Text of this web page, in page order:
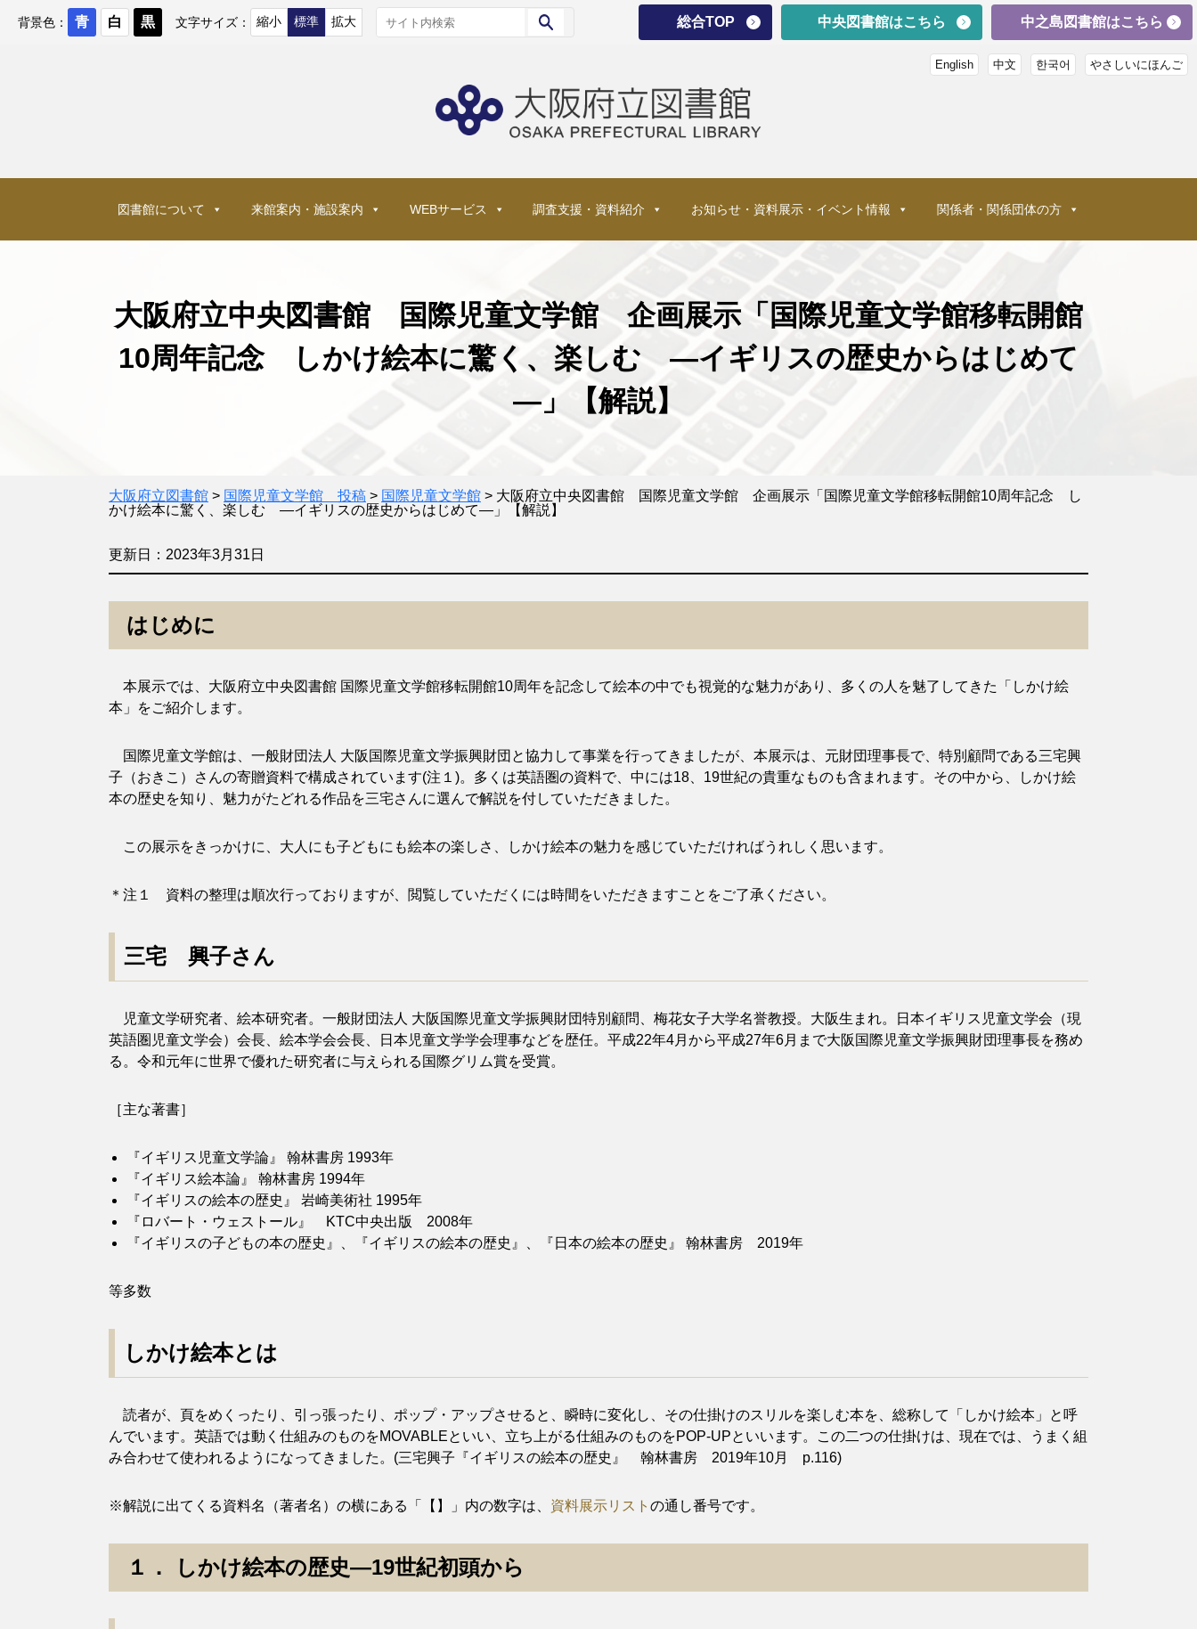
English 中文 한국어 やさしいにほんご
図書館について 来館案内・施設案内 WEBサービス 調査支援・資料紹介 お知らせ・資料展示・イベント情報 関係者・関係団体の方
背景色： 文字サイズ： 総合TOP 中央図書館はこちら 中之島図書館はこちら
大阪府立中央図書館 国際児童文学館 企画展示「国際児童文学館移転開館
10周年記念 しかけ絵本に驚く、楽しむ ―イギリスの歴史からはじめて
―」【解説】
大阪府立図書館 > 国際児童文学館 投稿 > 国際児童文学館 > 大阪府立中央図書館 国際児童文学館 企画展示「国際児童文学館移転開館10周年記念 し
かけ絵本に驚く、楽しむ ―イギリスの歴史からはじめて―」【解説】
更新日：2023年3月31日
はじめに
本展示では、大阪府立中央図書館 国際児童文学館移転開館10周年を記念して絵本の中でも視覚的な魅力があり、多くの人を魅了してきた「しかけ絵
本」をご紹介します。
国際児童文学館は、一般財団法人 大阪国際児童文学振興財団と協力して事業を行ってきましたが、本展示は、元財団理事長で、特別顧問である三宅興
子（おきこ）さんの寄贈資料で構成されています(注１)。多くは英語圏の資料で、中には18、19世紀の貴重なものも含まれます。その中から、しかけ絵
本の歴史を知り、魅力がたどれる作品を三宅さんに選んで解説を付していただきました。
この展示をきっかけに、大人にも子どもにも絵本の楽しさ、しかけ絵本の魅力を感じていただければうれしく思います。
＊注１ 資料の整理は順次行っておりますが、閲覧していただくには時間をいただきますことをご了承ください。
三宅 興子さん
児童文学研究者、絵本研究者。一般財団法人 大阪国際児童文学振興財団特別顧問、梅花女子大学名誉教授。大阪生まれ。日本イギリス児童文学会（現
英語圏児童文学会）会長、絵本学会会長、日本児童文学学会理事などを歴任。平成22年4月から平成27年6月まで大阪国際児童文学振興財団理事長を務め
る。令和元年に世界で優れた研究者に与えられる国際グリム賞を受賞。
［主な著書］
『イギリス児童文学論』 翰林書房 1993年
『イギリス絵本論』 翰林書房 1994年
『イギリスの絵本の歴史』 岩崎美術社 1995年
『ロバート・ウェストール』 KTC中央出版 2008年
『イギリスの子どもの本の歴史』、『イギリスの絵本の歴史』、『日本の絵本の歴史』 翰林書房 2019年
等多数
しかけ絵本とは
読者が、頁をめくったり、引っ張ったり、ポップ・アップさせると、瞬時に変化し、その仕掛けのスリルを楽しむ本を、総称して「しかけ絵本」と呼
んでいます。英語では動く仕組みのものをMOVABLEといい、立ち上がる仕組みのものをPOP-UPといいます。この二つの仕掛けは、現在では、うまく組
み合わせて使われるようになってきました。(三宅興子『イギリスの絵本の歴史』 翰林書房 2019年10月 p.116)
※解説に出てくる資料名（著者名）の横にある「【】」内の数字は、 資料展示リスト の通し番号です。
１． しかけ絵本の歴史―19世紀初頭から